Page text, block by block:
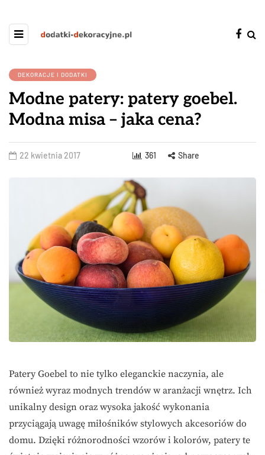
DEKORACJE I DODATKI
Modne patery: patery goebel.
Modna misa – jaka cena?
22 kwietnia 2017 361 Share
Patery Goebel to nie tylko eleganckie naczynia, ale
również wyraz modnych trendów w aranżacji wnętrz. Ich
unikalny design oraz wysoka jakość wykonania
przyciągają uwagę miłośników stylowych akcesoriów do
domu. Dzięki różnorodności wzorów i kolorów, patery te